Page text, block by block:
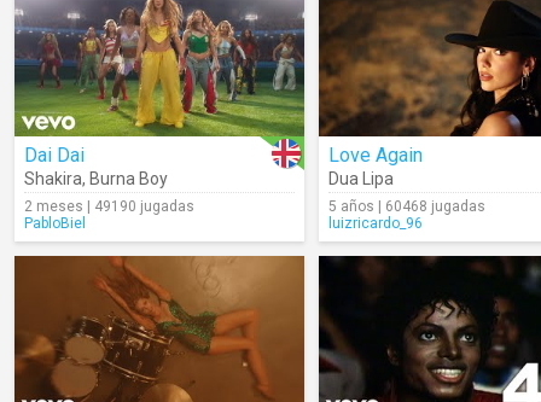
Dai Dai
Shakira, Burna Boy
2 meses | 49190 jugadas
PabloBiel
Love Again
Dua Lipa
5 años | 60468 jugadas
luizricardo_96